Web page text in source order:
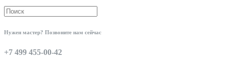
Нужен мастер? Позвоните нам сейчас
+7 499 455-00-42